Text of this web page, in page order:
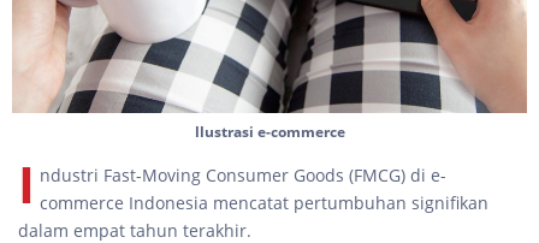
llustrasi e-commerce
I ndustri Fast-Moving Consumer Goods (FMCG) di e-
commerce Indonesia mencatat pertumbuhan signifikan
dalam empat tahun terakhir.